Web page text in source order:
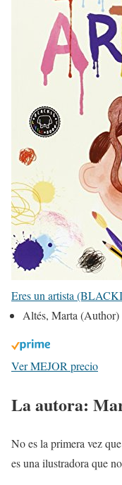
Eres un artista
Altés, Marta (Author)
Ver MEJOR precio
La autora:
No es la primera vez
es una ilustradora que